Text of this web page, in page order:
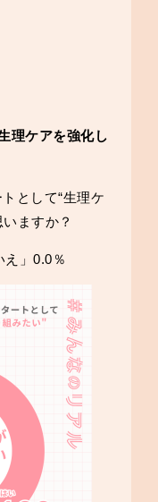
理ケアを強化し
として“生理ケ
ますか？
え」0.0％